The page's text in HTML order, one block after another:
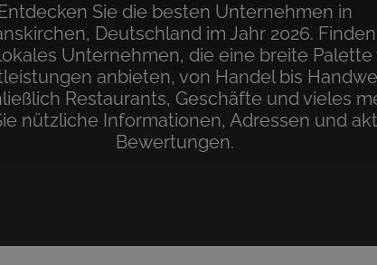
Sie die besten Unternehmen in
Deutschland im Jahr 2026.
Unternehmen, die eine breite Palette
anbieten, von Handel bis
Restaurants, Geschäfte und vieles
nützliche Informationen, Adressen und
Bewertungen.